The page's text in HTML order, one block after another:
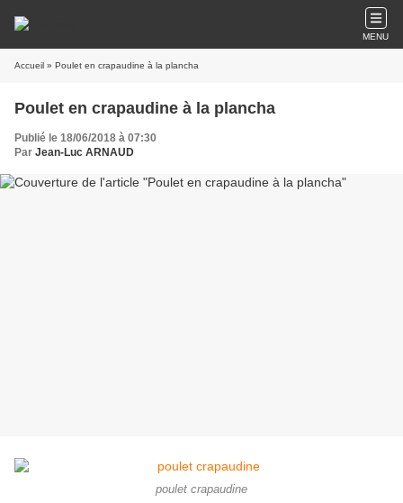
MENU
Accueil » Poulet en crapaudine à la plancha
Poulet en crapaudine à la plancha
Publié le 18/06/2018 à 07:30
Par Jean-Luc ARNAUD
poulet crapaudine